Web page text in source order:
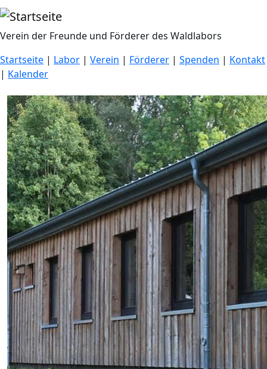
Direkt zum Inhalt
Verein der Freunde und Förderer des Waldlabors
Startseite | Labor | Verein | Förderer | Spenden | Kontakt
| Kalender